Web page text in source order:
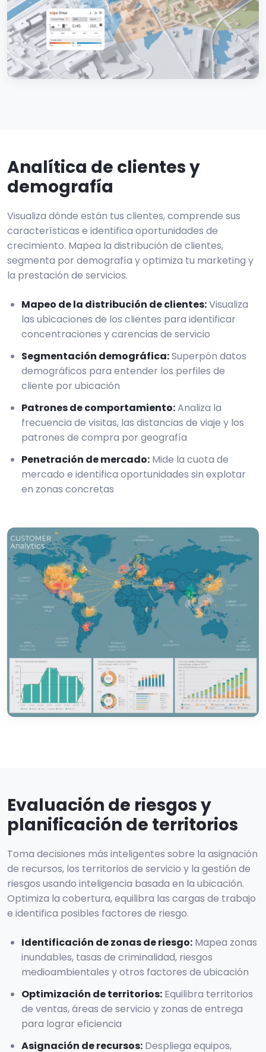
Analítica de clientes y
demografía
Visualiza dónde están tus clientes, comprende sus
características e identifica oportunidades de
crecimiento. Mapea la distribución de clientes,
segmenta por demografía y optimiza tu marketing y
la prestación de servicios.
Mapeo de la distribución de clientes:Visualiza
las ubicaciones de los clientes para identificar
concentraciones y carencias de servicio
Segmentación demográfica:Superpón datos
demográficos para entender los perfiles de
cliente por ubicación
Patrones de comportamiento:Analiza la
frecuencia de visitas, las distancias de viaje y los
patrones de compra por geografía
Penetración de mercado: Mide la cuota de
mercado e identifica oportunidades sin explotar
en zonas concretas
Evaluación de riesgos y
planificación de territorios
Toma decisiones más inteligentes sobre la asignación
de recursos, los territorios de servicio y la gestión de
riesgos usando inteligencia basada en la ubicación.
Optimiza la cobertura, equilibra las cargas de trabajo
e identifica posibles factores de riesgo.
Identificación de zonas de riesgo: Mapea zonas
inundables, tasas de criminalidad, riesgos
medioambientales y otros factores de ubicación
Optimización de territorios: Equilibra territorios
de ventas, áreas de servicio y zonas de entrega
para lograr eficiencia
Asignación de recursos: Despliega equipos,